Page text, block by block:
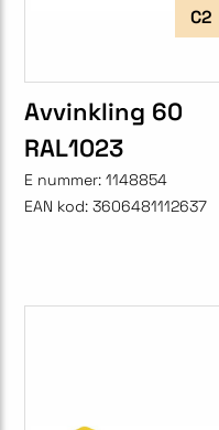
C2
Avvinkling 60
RAL1023
E nummer: 1148854
EAN kod: 3606481112637